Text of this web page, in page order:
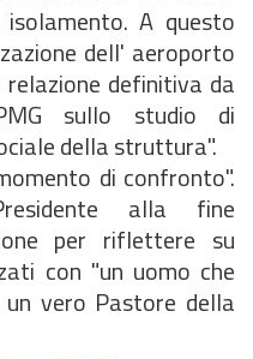
A questo
dell' aeroporto
definitiva da
sullo studio di
della struttura".
di confronto".
alla fine
per riflettere su
con "un uomo che
vero Pastore della